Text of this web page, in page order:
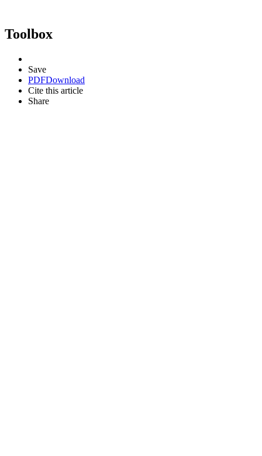
Toolbox
Save
PDFDownload
Cite this article
Share